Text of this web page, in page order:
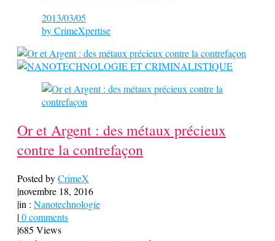
2013/03/05
byCrimeXpertise
Or et Argent : des métaux précieux
contre la contrefaçon
Posted byCrimeX
|novembre 18, 2016
|in : Nanotechnologie
|0 comments
|685 Views